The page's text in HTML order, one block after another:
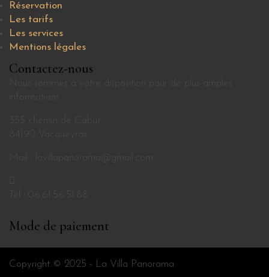
Réservation
Les tarifs
Les services
Mentions légales
Contactez-nous
Nous sommes à votre disposition pour de plus amples
informations
355 chemin de Cabut
Mode de paiement
Copyright © 2025 - La Villa Panorama